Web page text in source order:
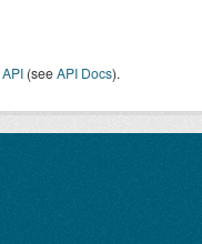
API (seeAPI Docs).